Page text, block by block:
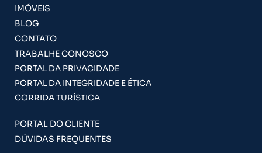
IMÓVEIS
BLOG
CONTATO
TRABALHE CONOSCO
PORTAL DA PRIVACIDADE
PORTAL DA INTEGRIDADE E ÉTICA
CORRIDA TURÍSTICA
PORTAL DO CLIENTE
DÚVIDAS FREQUENTES